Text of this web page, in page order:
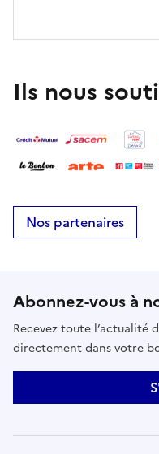
Ils nous
Nos partenaires
Abonnez-vous à
Recevez toute l’actualité
directement dans votre